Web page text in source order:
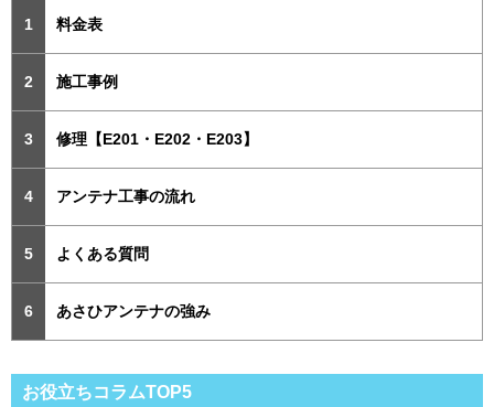
料金表
施工事例
修理【E201・E202・E203】
アンテナ工事の流れ
よくある質問
あさひアンテナの強み
お役立ちコラムTOP5